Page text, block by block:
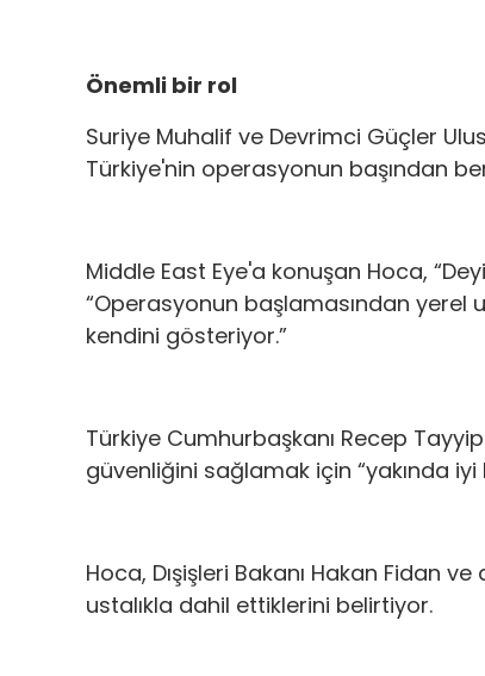
Önemli bir rol
Suriye Muhalif ve Devrimci Güçler
Türkiye'nin operasyonun başından
Middle East Eye'a konuşan Hoca,
“Operasyonun başlamasından yerel
kendini gösteriyor.”
Türkiye Cumhurbaşkanı Recep Tayyip
güvenliğini sağlamak için “yakında
Hoca, Dışişleri Bakanı Hakan Fidan
ustalıkla dahil ettiklerini belirtiyor.